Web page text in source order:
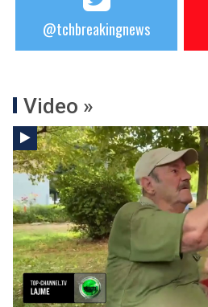
@tchbreakingnews
Video »